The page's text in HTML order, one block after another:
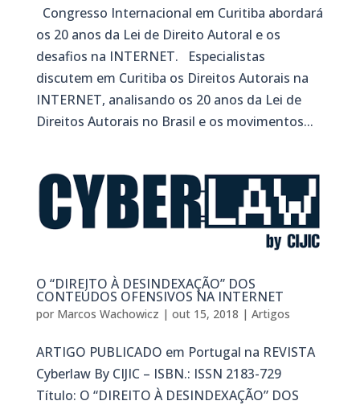
Congresso Internacional em Curitiba abordará
os 20 anos da Lei de Direito Autoral e os
desafios na INTERNET. Especialistas
discutem em Curitiba os Direitos Autorais na
INTERNET, analisando os 20 anos da Lei de
Direitos Autorais no Brasil e os movimentos...
O “DIREITO À DESINDEXAÇÃO” DOS
CONTEÚDOS OFENSIVOS NA INTERNET
por Marcos Wachowicz | out 15, 2018 | Artigos
ARTIGO PUBLICADO em Portugal na REVISTA
Cyberlaw By CIJIC – ISBN.: ISSN 2183-729
Título: O “DIREITO À DESINDEXAÇÃO” DOS